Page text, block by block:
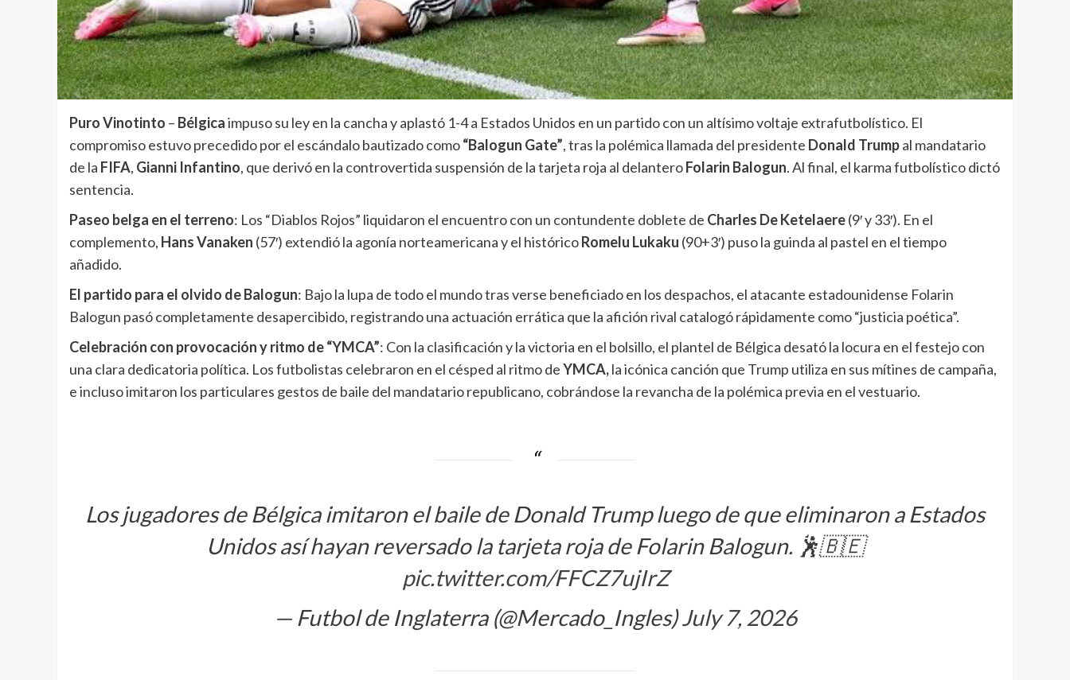
Puro Vinotinto – Bélgicaimpuso su ley en la cancha y aplastó 1-4 a Estados Unidos en un partido con un altísimo voltaje extrafutbolístico. El
compromiso estuvo precedido por el escándalo bautizado como“Balogun Gate”, tras la polémica llamada del presidente Donald Trumpal mandatario
de la FIFA, Gianni Infantino, que derivó en la controvertida suspensión de la tarjeta roja al delanteroFolarin Balogun. Al final, el karma futbolístico dictó
sentencia.
Paseo belga en el terreno: Los “Diablos Rojos” liquidaron el encuentro con un contundente doblete de Charles De Ketelaere(9′ y 33′). En el
complemento, Hans Vanaken (57′) extendió la agonía norteamericana y el históricoRomelu Lukaku (90+3′) puso la guinda al pastel en el tiempo
añadido.
El partido para el olvido de Balogun: Bajo la lupa de todo el mundo tras verse beneficiado en los despachos, el atacante estadounidense Folarin
Balogun pasó completamente desapercibido, registrando una actuación errática que la afición rival catalogó rápidamente como “justicia poética”.
Celebración con provocación y ritmo de “YMCA”: Con la clasificación y la victoria en el bolsillo, el plantel de Bélgica desató la locura en el festejo con
una clara dedicatoria política. Los futbolistas celebraron en el césped al ritmo deYMCA,la icónica canción que Trump utiliza en sus mítines de campaña,
e incluso imitaron los particulares gestos de baile del mandatario republicano, cobrándose la revancha de la polémica previa en el vestuario.
Los jugadores de Bélgica imitaron el baile de Donald Trump luego de que eliminaron a Estados
Unidos así hayan reversado la tarjeta roja de Folarin Balogun. 🕺🇧🇪
pic.twitter.com/FFCZ7ujIrZ
— Futbol de Inglaterra (@Mercado_Ingles)July 7, 2026